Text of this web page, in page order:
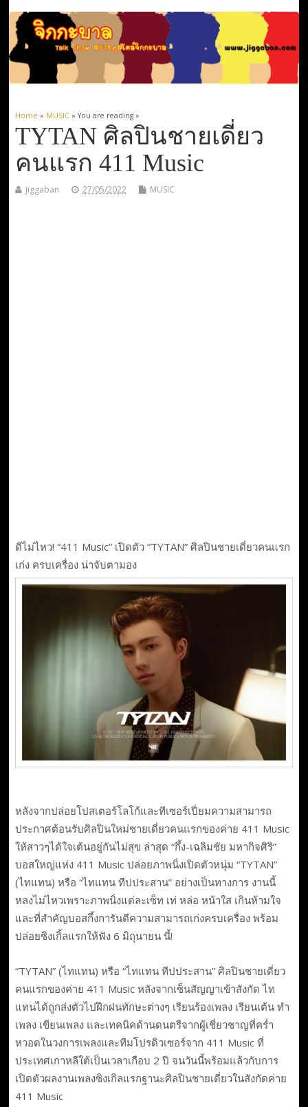
Home » MUSIC» You are reading »
TYTAN ศิลปินชายเดี่ยว
คนแรก 411 Music
jiggaban 27/05/2022 MUSIC
ดีไม่ไหว! “411 Music” เปิดตัว “TYTAN” ศิลปินชายเดี่ยวคนแรก
เก่ง ครบเครื่อง น่าจับตามอง
หลังจากปล่อยโปสเตอร์โลโก้และทีเซอร์เปี่ยมความสามารถ
ประกาศต้อนรับศิลปินใหม่ชายเดี่ยวคนแรกของค่าย 411 Music
ให้สาวๆได้ใจเต้นอยู่กันไม่สุข ล่าสุด “กึ้ง-เฉลิมชัย มหากิจศิริ”
บอสใหญ่แห่ง 411 Music ปล่อยภาพนิ่งเปิดตัวหนุ่ม “TYTAN”
(ไทแทน) หรือ “ไทแทน ทีปประสาน” อย่างเป็นทางการ งานนี้
หลงไม่ไหวเพราะภาพนิ่งแต่ละเซ็ท เท่ หล่อ หน้าใส เกินห้ามใจ
และที่สำคัญบอสกึ้งการันตีความสามารถเก่งครบเครื่อง พร้อม
ปล่อยซิงเกิ้ลแรกให้ฟัง 6 มิถุนายน นี้!
“TYTAN” (ไทแทน) หรือ “ไทแทน ทีปประสาน” ศิลปินชายเดี่ยว
คนแรกของค่าย 411 Music หลังจากเซ็นสัญญาเข้าสังกัด ไท
แทนได้ถูกส่งตัวไปฝึกฝนทักษะต่างๆ เรียนร้องเพลง เรียนเต้น ทำ
เพลง เขียนเพลง และเทคนิคด้านดนตรีจากผู้เชี่ยวชาญที่คร่ำ
หวอดในวงการเพลงและทีมโปรดิวเซอร์จาก 411 Music ที่
ประเทศเกาหลีใต้เป็นเวลาเกือบ 2 ปี จนวันนี้พร้อมแล้วกับการ
เปิดตัวผลงานเพลงซิงเกิลแรกฐานะศิลปินชายเดี่ยวในสังกัดค่าย
411 Music